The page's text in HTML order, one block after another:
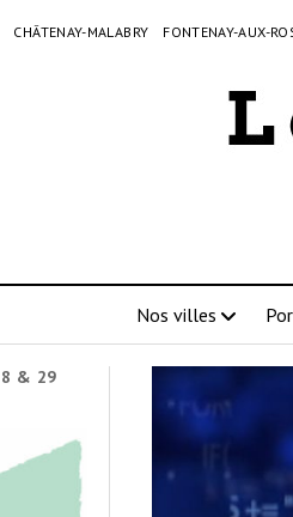
CHÂTENAY-MALABRY FONTENAY-AUX-
Nos villes
& 29